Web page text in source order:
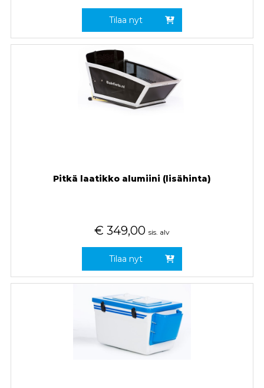
Tilaa nyt
Pitkä laatikko alumiini (lisähinta)
€ 349,00 sis. alv
Tilaa nyt